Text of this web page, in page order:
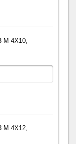
M 4X10,
M 4X12,